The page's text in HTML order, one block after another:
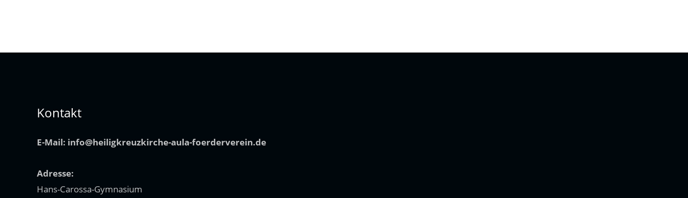
Kontakt
E-Mail: info@heiligkreuzkirche-aula-foerderverein.de
Adresse:
Hans-Carossa-Gymnasium